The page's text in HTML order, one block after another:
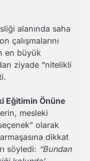
alanında saha
çalışmalarını
en büyük
ziyade “nitelikli
Eğitimin Önüne
mesleki
olarak
dikkat
söyledi: “Bundan